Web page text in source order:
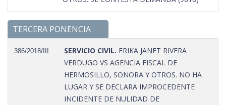
TERCERA PONENCIA
386/2018/III SERVICIO CIVIL. ERIKA JANET RIVERA
VERDUGO VS AGENCIA FISCAL DE
HERMOSILLO, SONORA Y OTROS. NO HA
LUGAR Y SE DECLARA IMPROCEDENTE
INCIDENTE DE NULIDAD DE